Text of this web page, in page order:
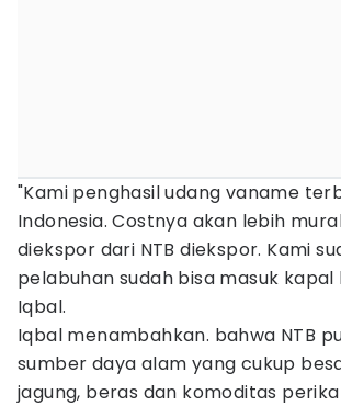
"Kami penghasil udang vaname
Indonesia. Costnya akan lebih
diekspor dari NTB diekspor. Kami
pelabuhan sudah bisa masuk kapal
Iqbal.
Iqbal menambahkan. bahwa NTB
sumber daya alam yang cukup
jagung, beras dan komoditas